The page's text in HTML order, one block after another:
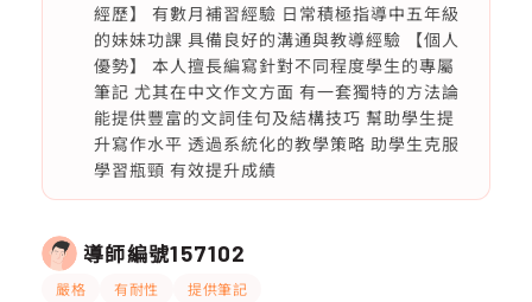
經歷】 有數月補習經驗 日常積極指導中五年級
的妹妹功課 具備良好的溝通與教導經驗 【個人
優勢】 本人擅長編寫針對不同程度學生的專屬
筆記 尤其在中文作文方面 有一套獨特的方法論
能提供豐富的文詞佳句及結構技巧 幫助學生提
升寫作水平 透過系統化的教學策略 助學生克服
學習瓶頸 有效提升成績
導師編號157102
嚴格 有耐性 提供筆記